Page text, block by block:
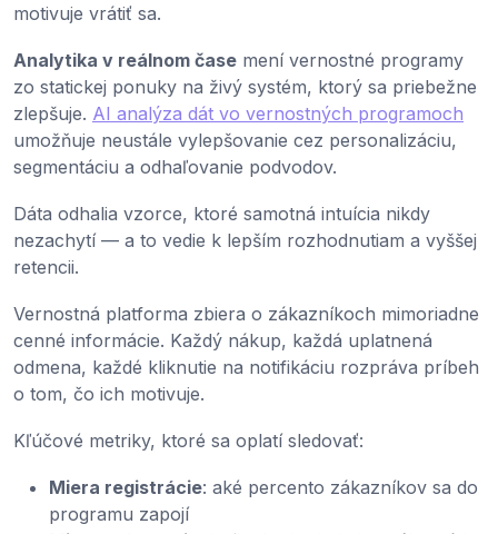
motivuje vrátiť sa.
Analytika v reálnom čase mení vernostné programy
zo statickej ponuky na živý systém, ktorý sa priebežne
zlepšuje. AI analýza dát vo vernostných programoch
umožňuje neustále vylepšovanie cez personalizáciu,
segmentáciu a odhaľovanie podvodov.
Dáta odhalia vzorce, ktoré samotná intuícia nikdy
nezachytí — a to vedie k lepším rozhodnutiam a vyššej
retencii.
Vernostná platforma zbiera o zákazníkoch mimoriadne
cenné informácie. Každý nákup, každá uplatnená
odmena, každé kliknutie na notifikáciu rozpráva príbeh
o tom, čo ich motivuje.
Kľúčové metriky, ktoré sa oplatí sledovať:
Miera registrácie: aké percento zákazníkov sa do
programu zapojí